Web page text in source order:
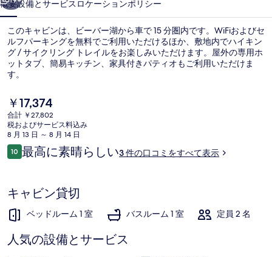
ズ
ア
ド
ベ
ン
チ
ャ
ー
ャ
ン
プ
概要設備とサービス ロケーションポリシー
このキャビンは、ビーバー湖から車で 15 分圏内です。WiFiおよびセ
ルフパーキングを無料でご利用いただけるほか、敷地内でハイキン
グ / サイクリング トレイルをお楽しみいただけます。屋外の専用ホ
ットタブ、簡易キッチン、家具付きパティオもご利用いただけま
す。
現
在
の
料
金
は
す
￥17,374
合計 ￥27,802
税およびサービス料込み
8 月 13 日 ～ 8 月 14 日
口
コ
1010段階中10
最高に素晴らしい3 件の口コミをすべて表示
キャビン貸切
ベッドルーム 1 室 バスルーム 1 室 定員 2 名
人気の設備とサービス